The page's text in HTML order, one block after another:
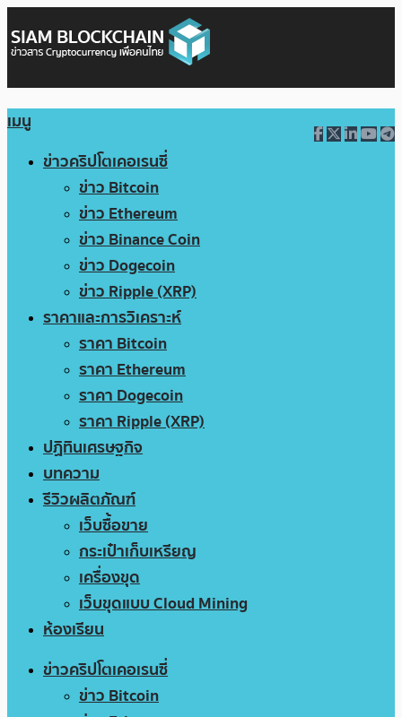
เมนู
ข่าวคริปโตเคอเรนซี่
ข่าว Bitcoin
ข่าว Ethereum
ข่าว Binance Coin
ข่าว Dogecoin
ข่าว Ripple (XRP)
ราคาและการวิเคราะห์
ราคา Bitcoin
ราคา Ethereum
ราคา Dogecoin
ราคา Ripple (XRP)
ปฏิทินเศรษฐกิจ
บทความ
รีวิวผลิตภัณฑ์
เว็บซื้อขาย
กระเป๋าเก็บเหรียญ
เครื่องขุด
เว็บขุดแบบ Cloud Mining
ห้องเรียน
ข่าวคริปโตเคอเรนซี่
ข่าว Bitcoin